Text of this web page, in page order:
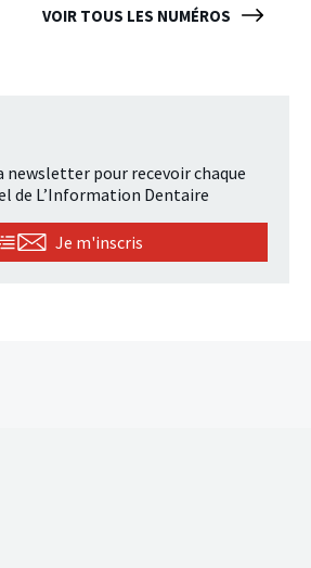
VOIR TOUS LES NUMÉROS
newsletter pour recevoir chaque
de L’Information Dentaire
Je m'inscris